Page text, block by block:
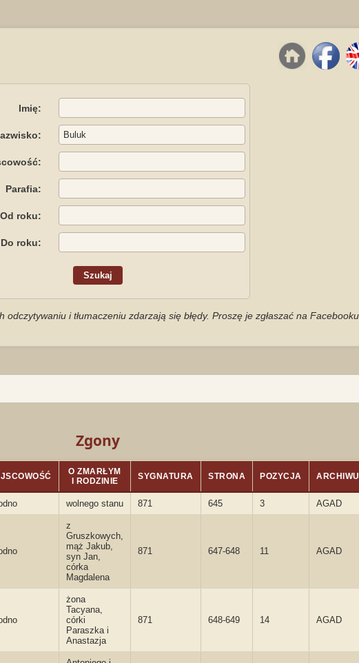
Imię:
Parafia:
Od roku:
Do roku:
i tłumaczeniu zdarzają się błędy. Proszę je zgłaszać na Facebooku
Zgony
O ZMARŁYM
I RODZINIE
SYGNATURA STRONA POZYCJA
wolnego stanu 871 645 3 AGAD
z
Gruszkowych,
mąż Jakub,
syn Jan,
córka
Magdalena
871 647-648 11 AGAD
żona
Tacyana,
córki
Paraszka i
Anastazja
871 648-649 14 AGAD